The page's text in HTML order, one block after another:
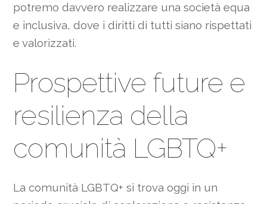
potremo davvero realizzare una società equa
e inclusiva, dove i diritti di tutti siano rispettati
e valorizzati.
Prospettive future e
resilienza della
comunità LGBTQ+
La comunità LGBTQ+ si trova oggi in un